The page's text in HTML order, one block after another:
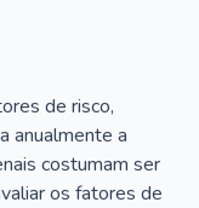
de risco,
anualmente a
costumam ser
os fatores de